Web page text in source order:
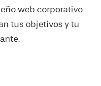
web corporativo
tus objetivos y tu